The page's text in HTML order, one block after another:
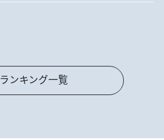
ランキング一覧